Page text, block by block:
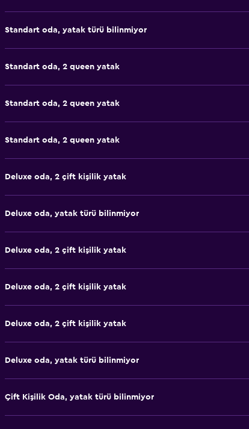
Standart oda, yatak türü bilinmiyor
Standart oda, 2 queen yatak
Standart oda, 2 queen yatak
Standart oda, 2 queen yatak
Deluxe oda, 2 çift kişilik yatak
Deluxe oda, yatak türü bilinmiyor
Deluxe oda, 2 çift kişilik yatak
Deluxe oda, 2 çift kişilik yatak
Deluxe oda, 2 çift kişilik yatak
Deluxe oda, yatak türü bilinmiyor
Çift ​Kişilik Oda, yatak türü bilinmiyor